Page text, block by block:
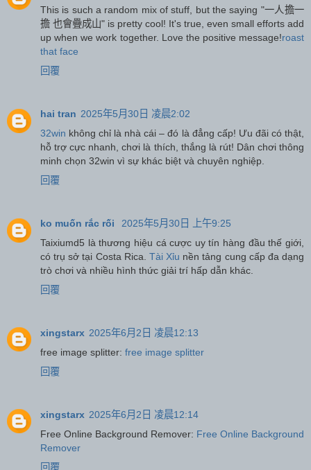
This is such a random mix of stuff, but the saying "一人擔一
擔 也會疊成山" is pretty cool! It's true, even small efforts add
up when we work together. Love the positive message!roast
that face
回覆
hai tran 2025年5月30日 凌晨2:02
32win không chỉ là nhà cái – đó là đẳng cấp! Ưu đãi có thật,
hỗ trợ cực nhanh, chơi là thích, thắng là rút! Dân chơi thông
minh chọn 32win vì sự khác biệt và chuyên nghiệp.
回覆
ko muốn rắc rối
2025年5月30日 上午9:25
Taixiumd5 là thương hiệu cá cược uy tín hàng đầu thế giới,
có trụ sở tại Costa Rica. Tài Xỉu nền tảng cung cấp đa dạng
trò chơi và nhiều hình thức giải trí hấp dẫn khác.
回覆
xingstarx 2025年6月2日 凌晨12:13
free image splitter: free image splitter
回覆
xingstarx 2025年6月2日 凌晨12:14
Free Online Background Remover: Free Online Background
Remover
回覆